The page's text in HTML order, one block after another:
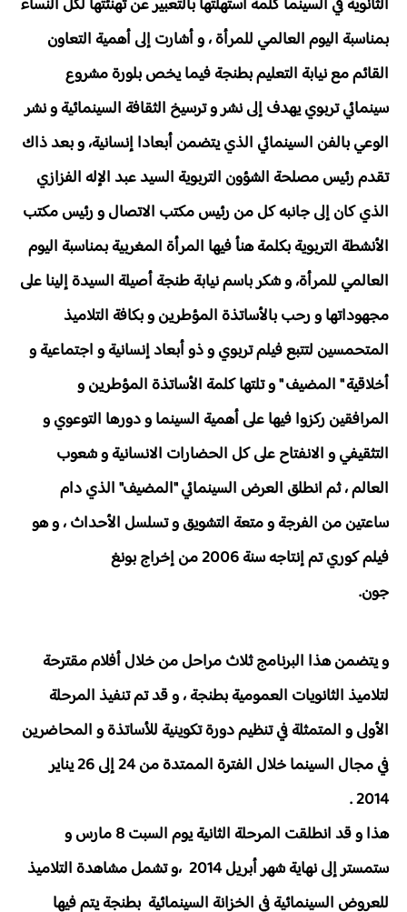
الثانوية في السينما كلمة استهلتها بالتعبير عن تهنئتها لكل النساء
بمناسبة اليوم العالمي للمرأة ، و أشارت إلى أهمية التعاون
القائم مع نيابة التعليم بطنجة فيما يخص بلورة مشروع
سينمائي تربوي يهدف إلى نشر و ترسيخ الثقافة السينمائية و نشر
الوعي بالفن السينمائي الذي يتضمن أبعادا إنسانية، و بعد ذاك
تقدم رئيس مصلحة الشؤون التربوية السيد عبد الإله الفزازي
الذي كان إلى جانبه كل من رئيس مكتب الاتصال و رئيس مكتب
الأنشطة التربوية بكلمة هنأ فيها المرأة المغربية بمناسبة اليوم
العالمي للمرأة، و شكر باسم نيابة طنجة أصيلة السيدة إلينا على
مجهوداتها و رحب بالأساتذة المؤطرين و بكافة التلاميذ
المتحمسين لتتبع فيلم تربوي و ذو أبعاد إنسانية و اجتماعية و
أخلاقية " المضيف " و تلتها كلمة الأساتذة المؤطرين و
المرافقين ركزوا فيها على أهمية السينما و دورها التوعوي و
التثقيفي و الانفتاح على كل الحضارات الانسانية و شعوب
العالم ، ثم انطلق العرض السينمائي "المضيف" الذي دام
ساعتين من الفرجة و متعة التشويق و تسلسل الأحداث ، و هو
فيلم كوري تم إنتاجه سنة 2006 من إخراج بونغ
جون.
و يتضمن هذا البرنامج ثلاث مراحل من خلال أفلام مقترحة
لتلاميذ الثانويات العمومية بطنجة ، و قد تم تنفيذ المرحلة
الأولى و المتمثلة في تنظيم دورة تكوينية للأساتذة و المحاضرين
في مجال السينما خلال الفترة الممتدة من 24 إلى 26 يناير
2014 .
هذا و قد انطلقت المرحلة الثانية يوم السبت 8 مارس و
ستمستر إلى نهاية شهر أبريل 2014 ،و تشمل مشاهدة التلاميذ
للعروض السينمائية في الخزانة السينمائية بطنجة يتم فيها